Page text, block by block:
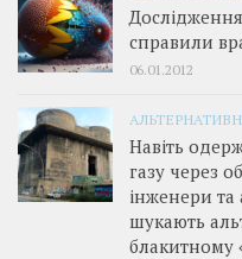
справили
06.01.2012
Навіть
газу через
інженери та
шукають
блакитному